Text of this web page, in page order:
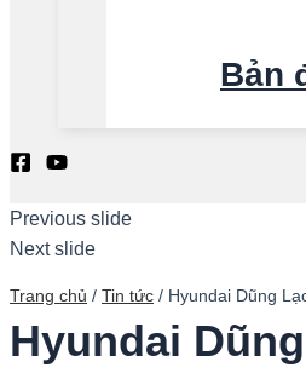
Bản
Previous slide
Next slide
Trang chủ / Tin tức / Hyundai Dũng
Hyundai